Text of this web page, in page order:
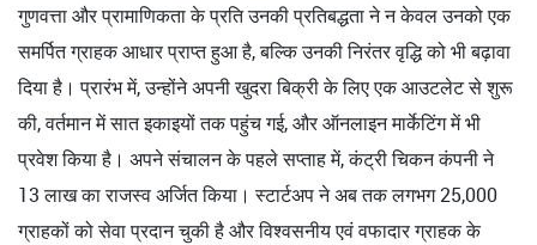
गुणवत्ता और प्रामाणिकता के प्रति उनकी प्रतिबद्धता ने न केवल उनको एक
समर्पित ग्राहक आधार प्राप्त हुआ है, बल्कि उनकी निरंतर वृद्धि को भी बढ़ावा
दिया है। प्रारंभ में, उन्होंने अपनी खुदरा बिक्री के लिए एक आउटलेट से शुरू
की, वर्तमान में सात इकाइयों तक पहुंच गई, और ऑनलाइन मार्केटिंग में भी
प्रवेश किया है। अपने संचालन के पहले सप्ताह में, कंट्री चिकन कंपनी ने
13 लाख का राजस्व अर्जित किया। स्टार्टअप ने अब तक लगभग 25,000
ग्राहकों को सेवा प्रदान चुकी है और विश्वसनीय एवं वफादार ग्राहक के